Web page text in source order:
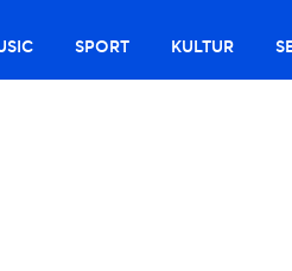
SPORT KULTUR